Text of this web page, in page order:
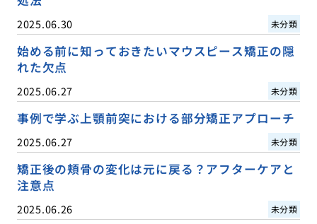
2025.06.30 未分類
始める前に知っておきたいマウスピース矯正の隠
れた欠点
2025.06.27 未分類
事例で学ぶ上顎前突における部分矯正アプローチ
2025.06.27 未分類
矯正後の頬骨の変化は元に戻る？アフターケアと
注意点
2025.06.26 未分類